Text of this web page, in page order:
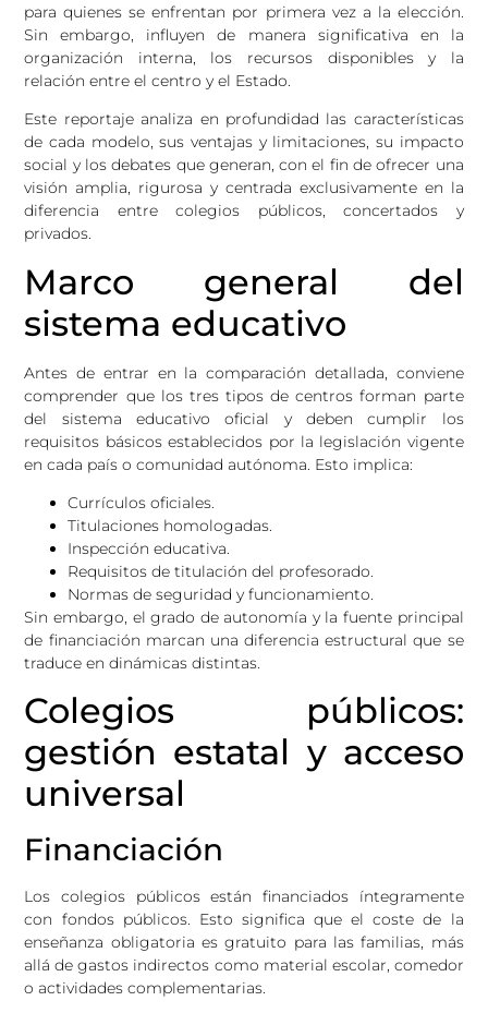
para quienes se enfrentan por primera vez a la elección.
Sin embargo, influyen de manera significativa en la
organización interna, los recursos disponibles y la
relación entre el centro y el Estado.
Este reportaje analiza en profundidad las características
de cada modelo, sus ventajas y limitaciones, su impacto
social y los debates que generan, con el fin de ofrecer una
visión amplia, rigurosa y centrada exclusivamente en la
diferencia entre colegios públicos, concertados y
privados.
Marco general del
sistema educativo
Antes de entrar en la comparación detallada, conviene
comprender que los tres tipos de centros forman parte
del sistema educativo oficial y deben cumplir los
requisitos básicos establecidos por la legislación vigente
en cada país o comunidad autónoma. Esto implica:
Currículos oficiales.
Titulaciones homologadas.
Inspección educativa.
Requisitos de titulación del profesorado.
Normas de seguridad y funcionamiento.
Sin embargo, el grado de autonomía y la fuente principal
de financiación marcan una diferencia estructural que se
traduce en dinámicas distintas.
Colegios públicos:
gestión estatal y acceso
universal
Financiación
Los colegios públicos están financiados íntegramente
con fondos públicos. Esto significa que el coste de la
enseñanza obligatoria es gratuito para las familias, más
allá de gastos indirectos como material escolar, comedor
o actividades complementarias.